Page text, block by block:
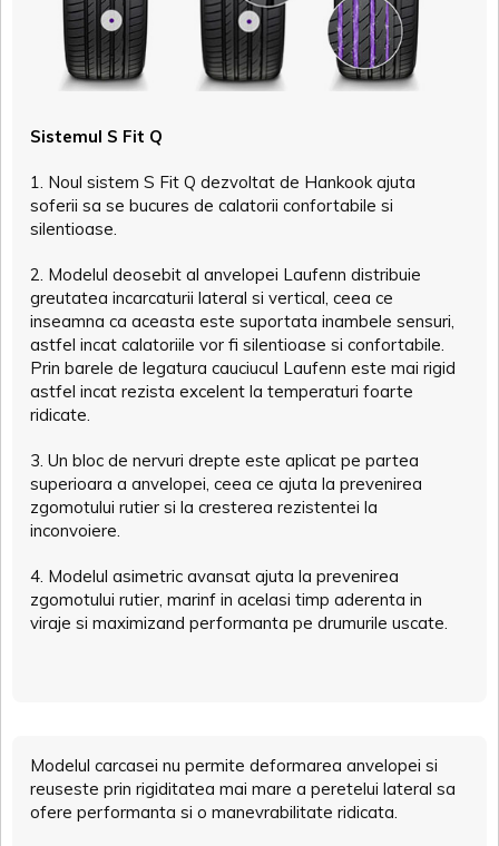
Sistemul S Fit Q
1. Noul sistem S Fit Q dezvoltat de Hankook ajuta
soferii sa se bucures de calatorii confortabile si
silentioase.
2. Modelul deosebit al anvelopei Laufenn distribuie
greutatea incarcaturii lateral si vertical, ceea ce
inseamna ca aceasta este suportata inambele sensuri,
astfel incat calatoriile vor fi silentioase si confortabile.
Prin barele de legatura cauciucul Laufenn este mai rigid
astfel incat rezista excelent la temperaturi foarte
ridicate.
3. Un bloc de nervuri drepte este aplicat pe partea
superioara a anvelopei, ceea ce ajuta la prevenirea
zgomotului rutier si la cresterea rezistentei la
inconvoiere.
4. Modelul asimetric avansat ajuta la prevenirea
zgomotului rutier, marinf in acelasi timp aderenta in
viraje si maximizand performanta pe drumurile uscate.
Modelul carcasei nu permite deformarea anvelopei si
reuseste prin rigiditatea mai mare a peretelui lateral sa
ofere performanta si o manevrabilitate ridicata.